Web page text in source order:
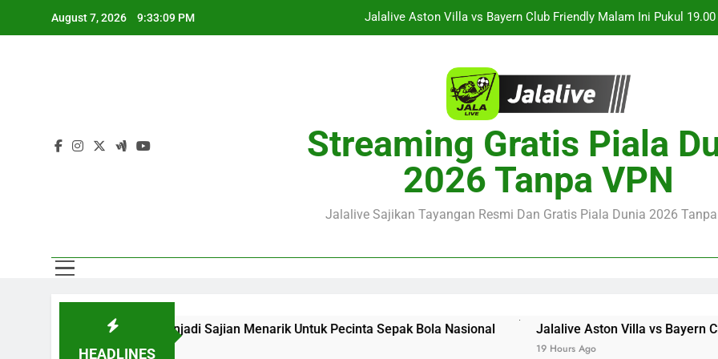
August 7, 2026 9:33:09 PM
Persahabatan
Jalalive Streaming Monaco vs Getafe Club Friendly Dini Hari Ini
KuPS vs U Craiova Liga Eropa UEFA Malam Ini Pukul 22.00
Streaming Singapura vs Indonesia Piala ASEAN Malam Ini
Jalalive Aston Villa vs Bayern Club Friendly Malam Ini Pukul 19.00
Persahabatan
Jalalive Streaming Monaco vs Getafe Club Friendly Dini Hari Ini
KuPS vs U Craiova Liga Eropa UEFA Malam Ini Pukul 22.00 WIB
Streaming Gratis Piala
2026 Tanpa VPN
Jalalive Sajikan Tayangan Resmi Dan Gratis Piala Dunia 2026
HEADLINES
WIB di Jalalive Menjadi Sajian Menarik Untuk Pecinta Sepak Bola Nasional Jalalive Aston Villa vs Bayern Club
19 Hours Ago